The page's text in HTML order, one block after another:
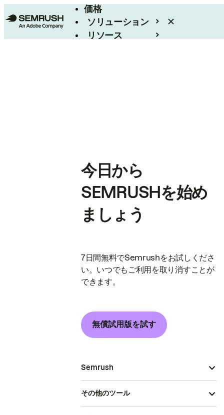
価格
ソリューション
リソース
今日から
SEMRUSHを始め
ましょう
7日間無料でSemrushをお試しくださ
い。いつでもご利用を取り消すことが
できます。
無償試用版を試す
Semrush
その他のツール